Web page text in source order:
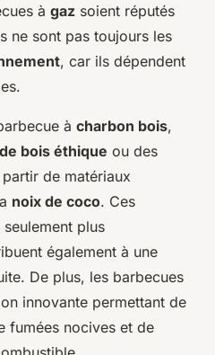
à gaz soient réputés
ne sont pas toujours les
, car ils dépendent
à charbon bois,
bois éthique ou des
de matériaux
noix de coco. Ces
plus
également à une
De plus, les barbecues
innovante permettant de
fumées nocives et de